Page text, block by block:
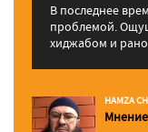
В последнее
проблемой.
хиджабом и рано
HAMZA
Мнение